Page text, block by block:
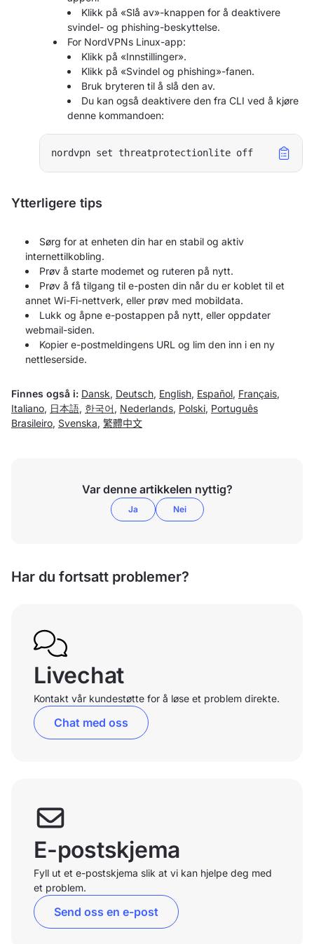
Klikk på «Slå av»-knappen for å deaktivere
svindel- og phishing-beskyttelse.
For NordVPNs Linux-app:
Klikk på «Innstillinger».
Klikk på «Svindel og phishing»-fanen.
Bruk bryteren til å slå den av.
Du kan også deaktivere den fra CLI ved å kjøre
denne kommandoen:
nordvpn set threatprotectionlite off
Ytterligere tips
Sørg for at enheten din har en stabil og aktiv
internettilkobling.
Prøv å starte modemet og ruteren på nytt.
Prøv å få tilgang til e-posten din når du er koblet til et
annet Wi-Fi-nettverk, eller prøv med mobildata.
Lukk og åpne e-postappen på nytt, eller oppdater
webmail-siden.
Kopier e-postmeldingens URL og lim den inn i en ny
nettleserside.
Finnes også i: Dansk, Deutsch, English, Español, Français,
Italiano, 日本語, 한국어 , Nederlands, Polski, Português
Brasileiro, Svenska, 繁體中文
Var denne artikkelen nyttig?
Ja Nei
Har du fortsatt problemer?
Livechat
Kontakt vår kundestøtte for å løse et problem direkte.
Chat med oss
E-postskjema
Fyll ut et e-postskjema slik at vi kan hjelpe deg med
et problem.
Send oss en e-post